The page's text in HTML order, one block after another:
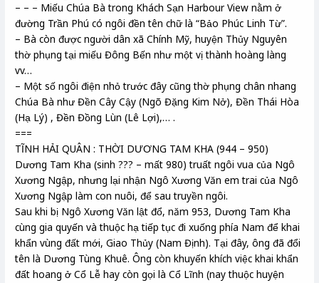
– – – Miếu Chúa Bà trong Khách Sạn Harbour View nằm ở
đường Trần Phú có ngôi đền tên chữ là “Bảo Phúc Linh Từ”.
– Bà còn được người dân xã Chính Mỹ, huyện Thủy Nguyên
thờ phụng tại miếu Đông Bến như một vị thành hoàng làng
vv…
– Một số ngôi điện nhỏ trước đây cũng thờ phụng chân nhang
Chúa Bà như Đền Cây Cậy (Ngõ Đặng Kim Nở), Đền Thái Hòa
(Hạ Lý) , Đền Đồng Lùn (Lê Lợi),… .
===
TĨNH HẢI QUÂN : THỜI DƯƠNG TAM KHA (944 – 950)
Dương Tam Kha (sinh ??? – mất 980) truất ngôi vua của Ngô
Xương Ngập, nhưng lại nhận Ngô Xương Văn em trai của Ngô
Xương Ngập làm con nuôi, để sau truyền ngôi.
Sau khi bị Ngô Xương Văn lật đổ, năm 953, Dương Tam Kha
cùng gia quyến và thuộc hạ tiếp tục đi xuống phía Nam để khai
khẩn vùng đất mới, Giao Thủy (Nam Định). Tại đây, ông đã đổi
tên là Dương Tùng Khuê. Ông còn khuyến khích việc khai khẩn
đất hoang ở Cổ Lễ hay còn gọi là Cổ Lĩnh (nay thuộc huyện